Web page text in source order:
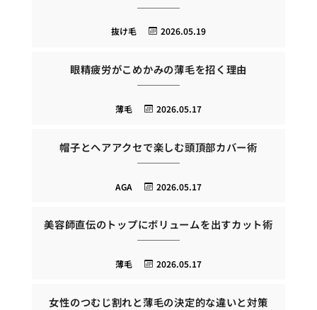
2026.05.19
抜け毛
眼精疲労がこめかみの薄毛を招く理由
2026.05.17
薄毛
帽子とヘアアクセで楽しむ頭頂部カバー術
2026.05.17
AGA
美容師直伝のトップにボリュームを出すカット術
2026.05.17
薄毛
女性のつむじ割れと薄毛の決定的な違いと対策